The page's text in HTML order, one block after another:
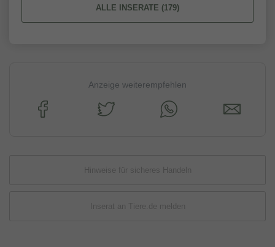
ALLE INSERATE (179)
Anzeige weiterempfehlen
Hinweise für sicheres Handeln
Inserat an Tiere.de melden